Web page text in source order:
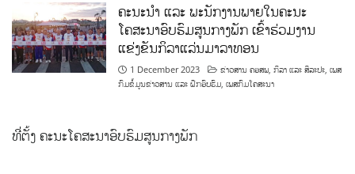
ຄະນະນຳ ແລະ ພະນັກງານພາຍໃນຄະນະ
ໂຄສະນາອົບຮົມສູນກາງພັກ ເຂົ້າຮ່ວມງານ
ແຂ່ງຂັນກິລາແລ່ນມາລາທອນ
1 December 2023 ຂ່າວສານ ຄອສພ ,ກິລາ ແລະ ສິລະປະ ,ເພສ
ກົມຂໍ້ມູນຂ່າວສານ ແລະ ຝຶກອົບຮົມ ,ເພສກົມໂຄສະນາ
ທີ່ຕັ້ງ ຄະນະໂຄສະນາອົບຮົມສູນກາງພັກ